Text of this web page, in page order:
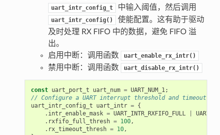
uart_intr_config_t 中输入阈值，然后调用
uart_intr_config()
使能配置。这有助于驱动
及时处理 RX FIFO 中的数据，避免 FIFO 溢
出。
启用中断：调用函数
uart_enable_rx_intr()
禁用中断：调用函数 uart_disable_rx_intr()
const uart_port_t uart_num = UART_NUM_1;
// Configure a UART interrupt threshold and timeout
uart_intr_config_t
uart_intr = {
. intr_enable_mask = UART_INTR_RXFIFO_FULL
. rxfifo_full_thresh = 100,
. rx_timeout_thresh = 10,